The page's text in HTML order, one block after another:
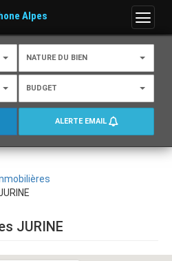
Menu
Alpes
NATURE DU BIEN
BUDGET
ALERTE EMAIL
JURINE